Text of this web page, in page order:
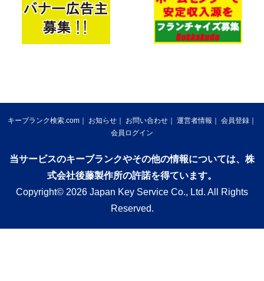
キーブランク検索.com お知らせ お問い合わせ 運営者情報
会員登録
会員ログイン
当サービスのキーブランクやその他の情報については、株
式会社後藤製作所の許諾を得ています。
Copyright© 2026 Japan Key Service Co., Ltd. All Rights
Reserved.